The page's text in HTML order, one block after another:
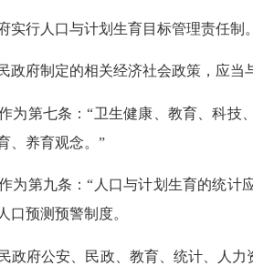
行人口与计划生育目标管理责任制。
府制定的相关经济社会政策，应当
第七条：“卫生健康、教育、科技
、养育观念。”
第九条：“人口与计划生育的统计
口预测预警制度。
府公安、民政、教育、统计、人力